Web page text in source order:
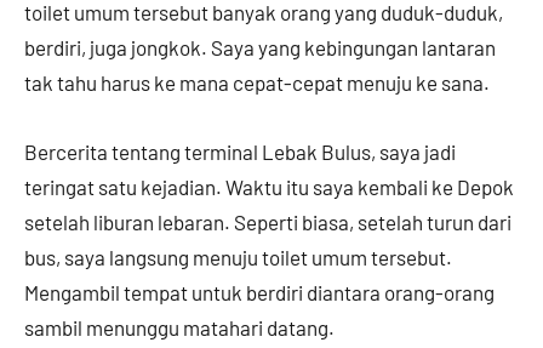
toilet umum tersebut banyak orang yang duduk-duduk,
berdiri, juga jongkok. Saya yang kebingungan lantaran
tak tahu harus ke mana cepat-cepat menuju ke sana.
Bercerita tentang terminal Lebak Bulus, saya jadi
teringat satu kejadian. Waktu itu saya kembali ke Depok
setelah liburan lebaran. Seperti biasa, setelah turun dari
bus, saya langsung menuju toilet umum tersebut.
Mengambil tempat untuk berdiri diantara orang-orang
sambil menunggu matahari datang.